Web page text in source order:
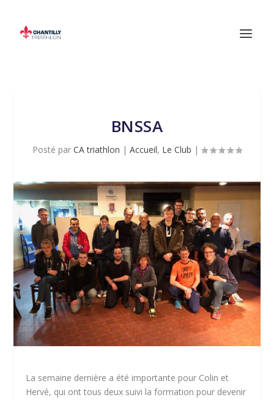
BNSSA
Posté par CA triathlon | Accueil, Le Club |
La semaine dernière a été importante pour Colin et
Hervé, qui ont tous deux suivi la formation pour devenir